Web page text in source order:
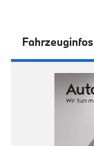
Fahrzeuginfos